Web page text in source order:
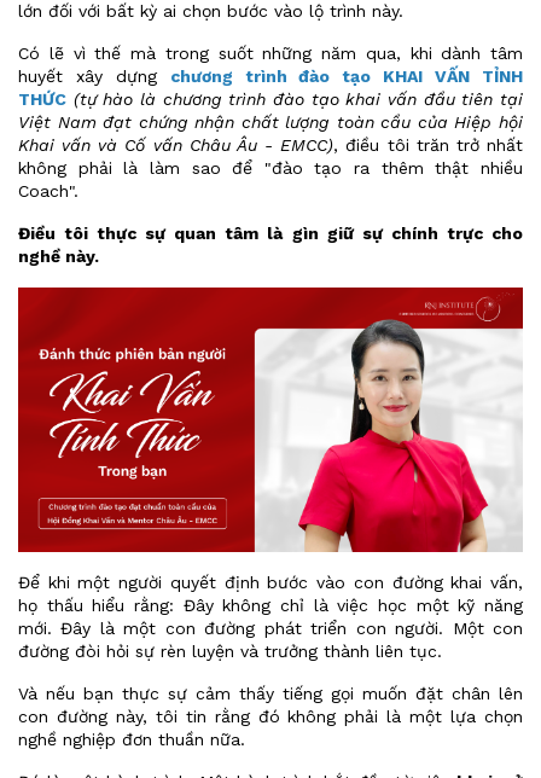
lớn đối với bất kỳ ai chọn bước vào lộ trình này.
Có lẽ vì thế mà trong suốt những năm qua, khi dành tâm
huyết xây dựng chương trình đào tạo KHAI VẤN TỈNH
THỨC (tự hào là chương trình đào tạo khai vấn đầu tiên tại
Việt Nam đạt chứng nhận chất lượng toàn cầu của Hiệp hội
Khai vấn và Cố vấn Châu Âu - EMCC), điều tôi trăn trở nhất
không phải là làm sao để "đào tạo ra thêm thật nhiều
Coach".
Điều tôi thực sự quan tâm là gìn giữ sự chính trực cho
nghề này.
Để khi một người quyết định bước vào con đường khai vấn,
họ thấu hiểu rằng: Đây không chỉ là việc học một kỹ năng
mới. Đây là một con đường phát triển con người. Một con
đường đòi hỏi sự rèn luyện và trưởng thành liên tục.
Và nếu bạn thực sự cảm thấy tiếng gọi muốn đặt chân lên
con đường này, tôi tin rằng đó không phải là một lựa chọn
nghề nghiệp đơn thuần nữa.